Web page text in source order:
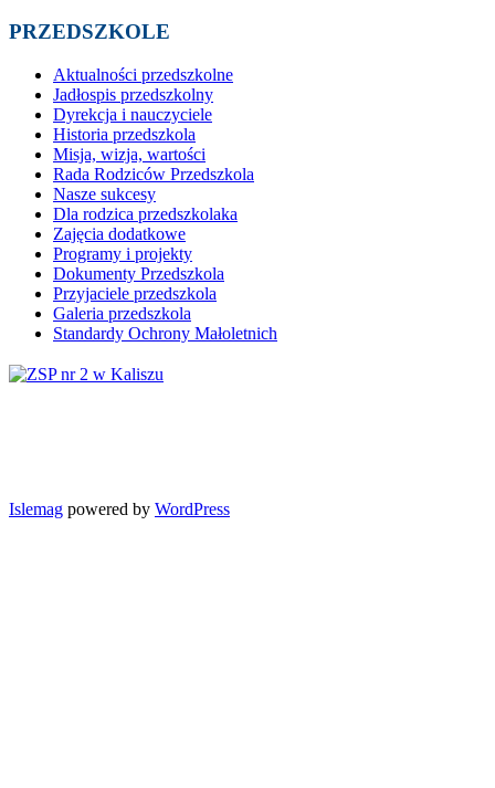
PRZEDSZKOLE
Aktualności przedszkolne
Jadłospis przedszkolny
Dyrekcja i nauczyciele
Historia przedszkola
Misja, wizja, wartości
Rada Rodziców Przedszkola
Nasze sukcesy
Dla rodzica przedszkolaka
Zajęcia dodatkowe
Programy i projekty
Dokumenty Przedszkola
Przyjaciele przedszkola
Galeria przedszkola
Standardy Ochrony Małoletnich
Islemag powered by WordPress